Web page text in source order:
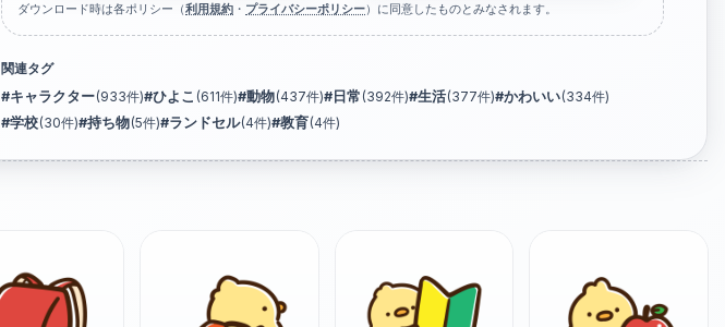
ダウンロード時は各ポリシー（利用規約 ・ プライバシーポリシー）に同意したものとみなされます。
関連タグ
#キャラクター(933件)#ひよこ (611件)#動物(437件)#日常 (392件)#生活(377件)#かわいい(334件)
#学校(30件)#持ち物(5件)#ランドセル(4件)#教育(4件)